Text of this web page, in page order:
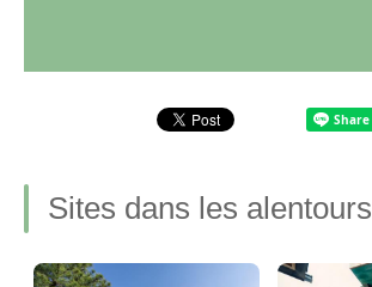
Sites dans les alentours